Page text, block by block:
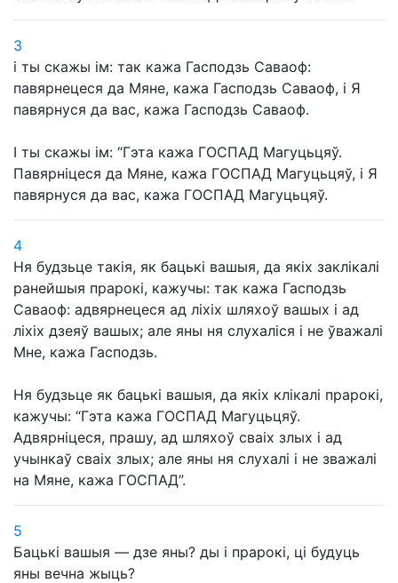
3
і ты скажы ім: так кажа Гасподзь Саваоф:
павярнецеся да Мяне, кажа Гасподзь Саваоф, і Я
павярнуся да вас, кажа Гасподзь Саваоф.
І ты скажы ім: “Гэта кажа ГОСПАД Магуцьцяў.
Павярніцеся да Мяне, кажа ГОСПАД Магуцьцяў, і Я
павярнуся да вас, кажа ГОСПАД Магуцьцяў.
4
Ня будзьце такія, як бацькі вашыя, да якіх заклікалі
ранейшыя прарокі, кажучы: так кажа Гасподзь
Саваоф: адвярнецеся ад ліхіх шляхоў вашых і ад
ліхіх дзеяў вашых; але яны ня слухаліся і не ўважалі
Мне, кажа Гасподзь.
Ня будзьце як бацькі вашыя, да якіх клікалі прарокі,
кажучы: “Гэта кажа ГОСПАД Магуцьцяў.
Адвярніцеся, прашу, ад шляхоў сваіх злых і ад
учынкаў сваіх злых; але яны ня слухалі і не зважалі
на Мяне, кажа ГОСПАД”.
5
Бацькі вашыя — дзе яны? ды і прарокі, ці будуць
яны вечна жыць?